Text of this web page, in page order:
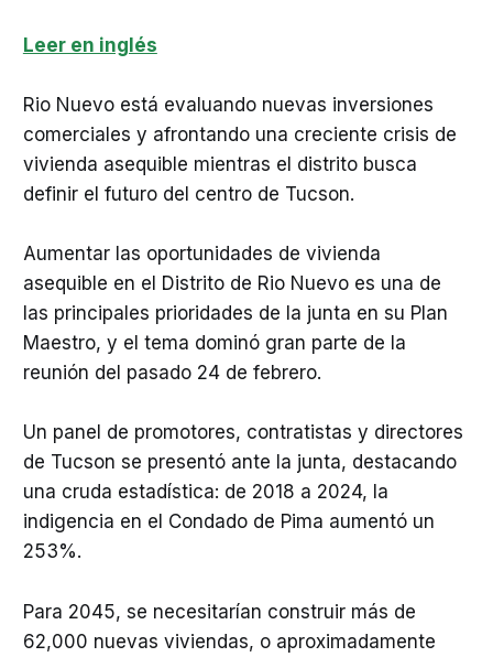
Leer en inglés
Rio Nuevo está evaluando nuevas inversiones
comerciales y afrontando una creciente crisis de
vivienda asequible mientras el distrito busca
definir el futuro del centro de Tucson.
Aumentar las oportunidades de vivienda
asequible en el Distrito de Rio Nuevo es una de
las principales prioridades de la junta en su Plan
Maestro, y el tema dominó gran parte de la
reunión del pasado 24 de febrero.
Un panel de promotores, contratistas y directores
de Tucson se presentó ante la junta, destacando
una cruda estadística: de 2018 a 2024, la
indigencia en el Condado de Pima aumentó un
253%.
Para 2045, se necesitarían construir más de
62,000 nuevas viviendas, o aproximadamente